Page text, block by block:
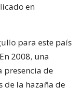
en
para este país
2008, una
de
de la hazaña de